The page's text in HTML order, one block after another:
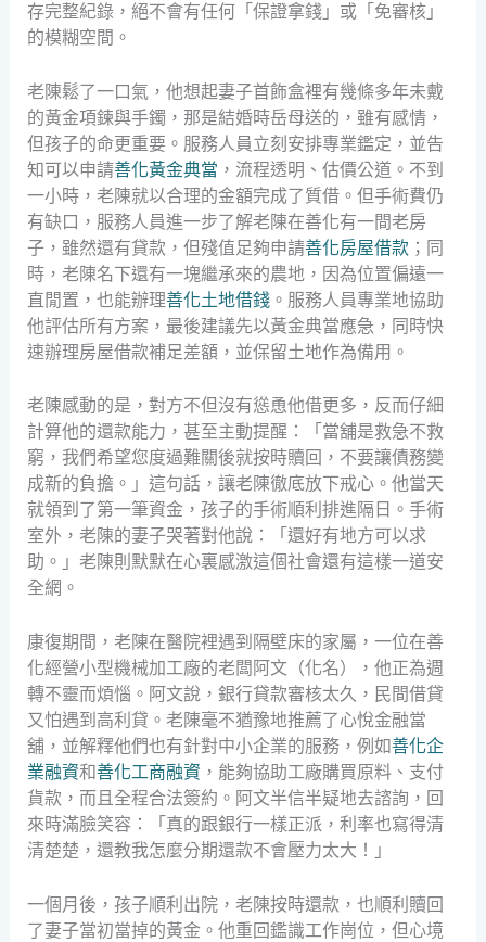
存完整紀錄，絕不會有任何「保證拿錢」或「免審核」
的模糊空間。
老陳鬆了一口氣，他想起妻子首飾盒裡有幾條多年未戴
的黃金項鍊與手鐲，那是結婚時岳母送的，雖有感情，
但孩子的命更重要。服務人員立刻安排專業鑑定，並告
知可以申請善化黃金典當 ，流程透明、估價公道。不到
一小時，老陳就以合理的金額完成了質借。但手術費仍
有缺口，服務人員進一步了解老陳在善化有一間老房
子，雖然還有貸款，但殘值足夠申請善化房屋借款；同
時，老陳名下還有一塊繼承來的農地，因為位置偏遠一
直閒置，也能辦理善化土地借錢。服務人員專業地協助
他評估所有方案，最後建議先以黃金典當應急，同時快
速辦理房屋借款補足差額，並保留土地作為備用。
老陳感動的是，對方不但沒有慫恿他借更多，反而仔細
計算他的還款能力，甚至主動提醒：「當舖是救急不救
窮，我們希望您度過難關後就按時贖回，不要讓債務變
成新的負擔。」這句話，讓老陳徹底放下戒心。他當天
就領到了第一筆資金，孩子的手術順利排進隔日。手術
室外，老陳的妻子哭著對他說：「還好有地方可以求
助。」老陳則默默在心裏感激這個社會還有這樣一道安
全網。
康復期間，老陳在醫院裡遇到隔壁床的家屬，一位在善
化經營小型機械加工廠的老闆阿文（化名），他正為週
轉不靈而煩惱。阿文說，銀行貸款審核太久，民間借貸
又怕遇到高利貸。老陳毫不猶豫地推薦了心悅金融當
舖，並解釋他們也有針對中小企業的服務，例如善化企
業融資和善化工商融資 ，能夠協助工廠購買原料、支付
貨款，而且全程合法簽約。阿文半信半疑地去諮詢，回
來時滿臉笑容：「真的跟銀行一樣正派，利率也寫得清
清楚楚，還教我怎麼分期還款不會壓力太大！」
一個月後，孩子順利出院，老陳按時還款，也順利贖回
了妻子當初當掉的黃金。他重回鑑識工作崗位，但心境